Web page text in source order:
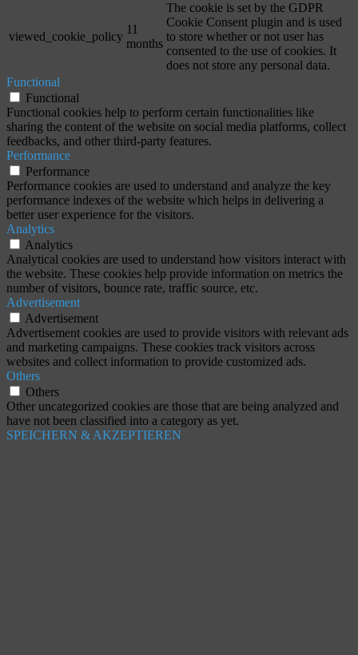
viewed_cookie_policy
11
months
The cookie is set by the GDPR
Cookie Consent plugin and is used
to store whether or not user has
consented to the use of cookies. It
does not store any personal data.
Functional
Functional
Functional cookies help to perform certain functionalities like
sharing the content of the website on social media platforms, collect
feedbacks, and other third-party features.
Performance
Performance
Performance cookies are used to understand and analyze the key
performance indexes of the website which helps in delivering a
better user experience for the visitors.
Analytics
Analytics
Analytical cookies are used to understand how visitors interact with
the website. These cookies help provide information on metrics the
number of visitors, bounce rate, traffic source, etc.
Advertisement
Advertisement
Advertisement cookies are used to provide visitors with relevant ads
and marketing campaigns. These cookies track visitors across
websites and collect information to provide customized ads.
Others
Others
Other uncategorized cookies are those that are being analyzed and
have not been classified into a category as yet.
SPEICHERN & AKZEPTIEREN